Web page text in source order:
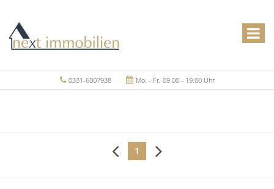
0331-6007938 Mo. - Fr. 09.00 - 19.00 Uhr
1